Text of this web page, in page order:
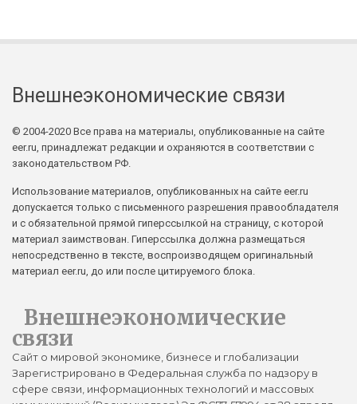
Внешнеэкономические связи
© 2004-2020 Все права на материалы, опубликованные на сайте
eer.ru, принадлежат редакции и охраняются в соответствии с
законодательством РФ.
Использование материалов, опубликованных на сайте eer.ru
допускается только с письменного разрешения правообладателя
и с обязательной прямой гиперссылкой на страницу, с которой
материал заимствован. Гиперссылка должна размещаться
непосредственно в тексте, воспроизводящем оригинальный
материал eer.ru, до или после цитируемого блока.
Внешнеэкономические
связи
Сайт о мировой экономике, бизнесе и глобализации
Зарегистрировано в Федеральная служба по надзору в
сфере связи, информационных технологий и массовых